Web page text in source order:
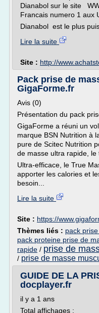
Dianabol sur le site
Francais numero 1 aux
Dianabol est le plus
Lire la suite
Site : http://
Pack prise de
GigaForme.fr
Avis (0)
Présentation du pack
GigaForme a réuni un
marque BSN Nutrition à
pure de Scitec Nutrition
de masse ultra rapide, le
Ultra-efficace, le True
apporter les calories et
besoin...
Lire la suite
Site : https://
Thèmes liés : pack
pack proteine prise de
rapide / prise de
/ prise de masse
GUIDE DE LA
docplayer.fr
il y a 1 ans
Total affichages :